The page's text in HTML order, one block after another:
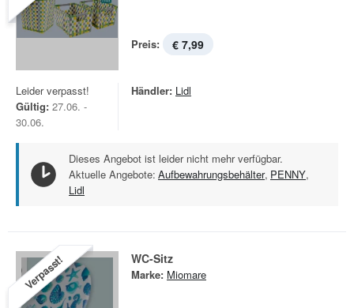
Preis: € 7,99
Leider verpasst!
Gültig: 27.06. -
30.06.
Händler: Lidl
Dieses Angebot ist leider nicht mehr verfügbar.
Aktuelle Angebote: Aufbewahrungsbehälter, PENNY,
Lidl
Verpasst! WC-Sitz
Marke: Miomare